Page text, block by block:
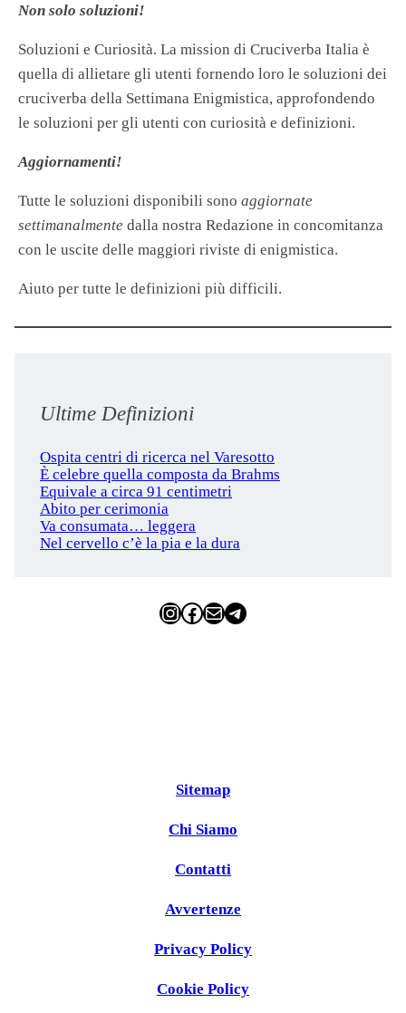
Non solo soluzioni!
Soluzioni e Curiosità. La mission di Cruciverba Italia è
quella di allietare gli utenti fornendo loro le soluzioni dei
cruciverba della Settimana Enigmistica, approfondendo
le soluzioni per gli utenti con curiosità e definizioni.
Aggiornamenti!
Tutte le soluzioni disponibili sono aggiornate
settimanalmente dalla nostra Redazione in concomitanza
con le uscite delle maggiori riviste di enigmistica.
Aiuto per tutte le definizioni più difficili.
Ultime Definizioni
Ospita centri di ricerca nel Varesotto
È celebre quella composta da Brahms
Equivale a circa 91 centimetri
Abito per cerimonia
Va consumata… leggera
Nel cervello c’è la pia e la dura
InstagramFacebook Email Telegram
Sitemap
Chi Siamo
Contatti
Avvertenze
Privacy Policy
Cookie Policy